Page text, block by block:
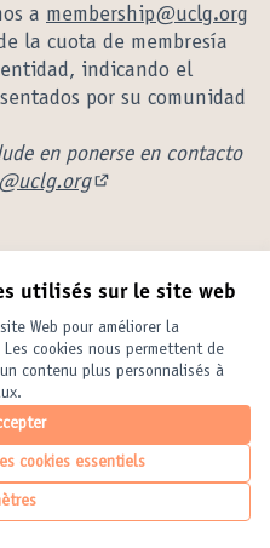
utilisés sur le site web
Web pour améliorer la
cookies nous permettent de
contenu plus personnalisés à
cookies essentiels
a membership@uclg.org
la cuota de membresía
indicando el
por su comunidad
en ponerse en contacto
X sur Facebook
sur YouTube
la langue
(Lien externe)
Licence
(Lien